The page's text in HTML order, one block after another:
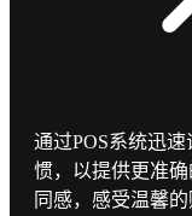
通过POS系统迅
惯，以提供更准
同感，感受温馨的